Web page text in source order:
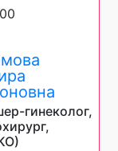
гинеколог,